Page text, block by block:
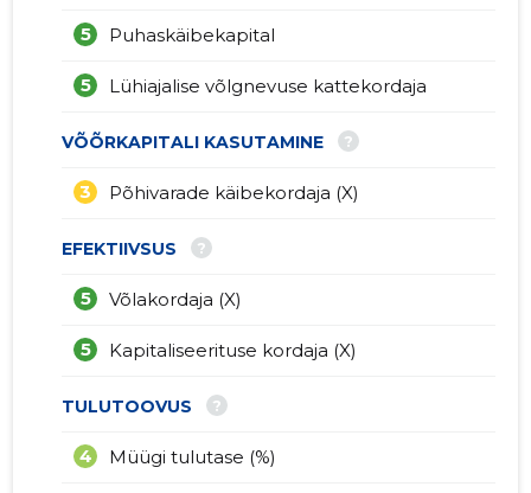
Puhaskäibekapital
5
Lühiajalise võlgnevuse kattekordaja
5
VÕÕRKAPITALI KASUTAMINE ?
Põhivarade käibekordaja (X)
3
EFEKTIIVSUS ?
Võlakordaja (X)
5
Kapitaliseerituse kordaja (X)
5
TULUTOOVUS ?
Müügi tulutase (%)
4